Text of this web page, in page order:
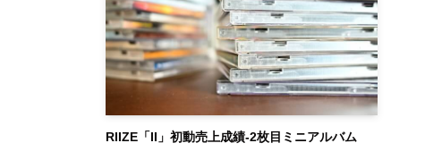
RIIZE「II」初動売上成績-2枚目ミニアルバム